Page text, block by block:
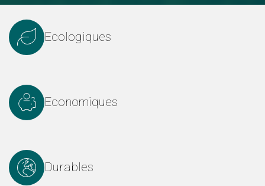
Ecologiques
Economiques
Durables